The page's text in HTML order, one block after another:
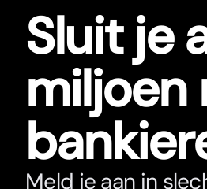
Sluit je
miljoen
Meld je aan in